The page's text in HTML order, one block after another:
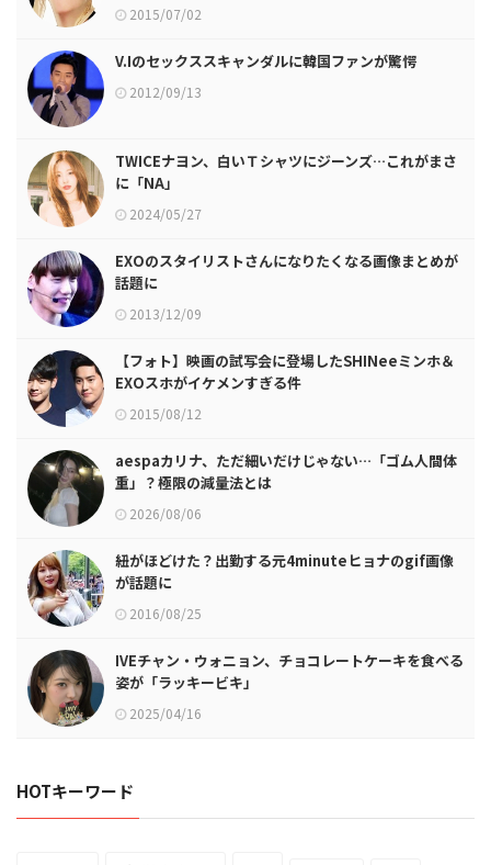
2015/07/02
V.Iのセックススキャンダルに韓国ファンが驚愕
2012/09/13
TWICEナヨン、白いＴシャツにジーンズ…これがまさ
に「NA」
2024/05/27
EXOのスタイリストさんになりたくなる画像まとめが
話題に
2013/12/09
【フォト】映画の試写会に登場したSHINeeミンホ＆
EXOスホがイケメンすぎる件
2015/08/12
aespaカリナ、ただ細いだけじゃない…「ゴム人間体
重」？極限の減量法とは
2026/08/06
紐がほどけた？出勤する元4minuteヒョナのgif画像
が話題に
2016/08/25
IVEチャン・ウォニョン、チョコレートケーキを食べる
姿が「ラッキービキ」
2025/04/16
HOTキーワード